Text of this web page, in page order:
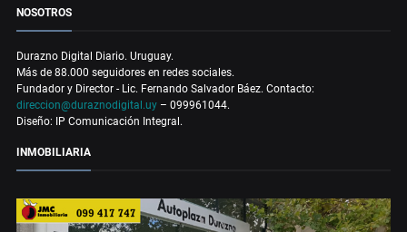
NOSOTROS
Durazno Digital Diario. Uruguay.
Más de 88.000 seguidores en redes sociales.
Fundador y Director - Lic. Fernando Salvador Báez. Contacto:
direccion@duraznodigital.uy – 099961044.
Diseño: IP Comunicación Integral.
INMOBILIARIA